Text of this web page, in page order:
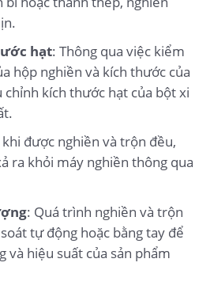
hạt: Thông qua việc kiểm
hộp nghiền và kích thước của
chỉnh kích thước hạt của bột xi
khi được nghiền và trộn đều,
ra khỏi máy nghiền thông qua
: Quá trình nghiền và trộn
tự động hoặc bằng tay để
và hiệu suất của sản phẩm